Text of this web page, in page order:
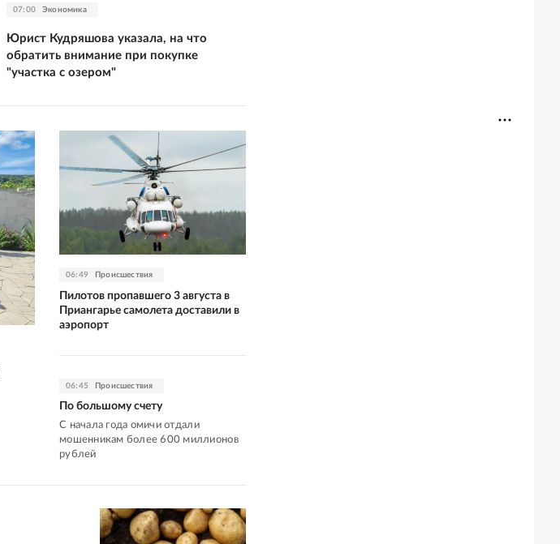
07:00 Экономика
Юрист Кудряшова указала, на что
обратить внимание при покупке
"участка с озером"
06:49 Происшествия
Пилотов пропавшего 3 августа в
Приангарье самолета доставили в
аэропорт
06:45 Происшествия
По большому счету
С начала года омичи отдали
мошенникам более 600 миллионов
рублей